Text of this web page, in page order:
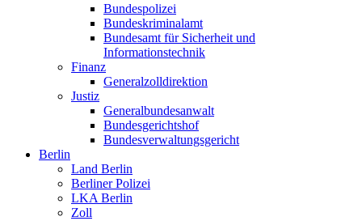
Bundespolizei
Bundeskriminalamt
Bundesamt für Sicherheit und
Informationstechnik
Finanz
Generalzolldirektion
Justiz
Generalbundesanwalt
Bundesgerichtshof
Bundesverwaltungsgericht
Berlin
Land Berlin
Berliner Polizei
LKA Berlin
Zoll